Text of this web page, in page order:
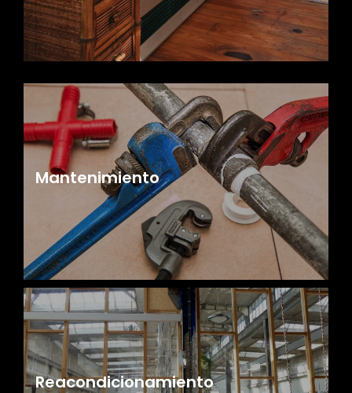
Mantenimiento
Reacondicionamiento